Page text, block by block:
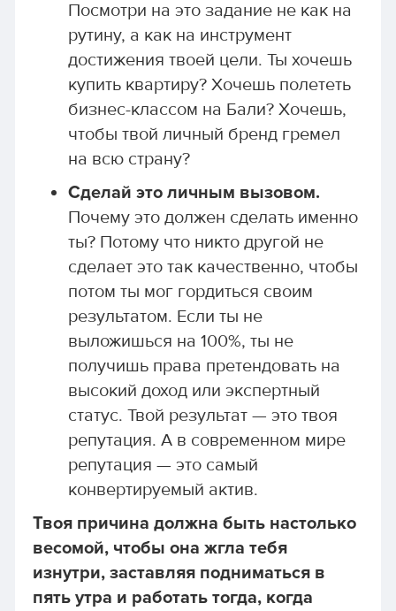
Посмотри на это задание не как на
рутину, а как на инструмент
достижения твоей цели. Ты хочешь
купить квартиру? Хочешь полететь
бизнес-классом на Бали? Хочешь,
чтобы твой личный бренд гремел
на всю страну?
Сделай это личным вызовом.
Почему это должен сделать именно
ты? Потому что никто другой не
сделает это так качественно, чтобы
потом ты мог гордиться своим
результатом. Если ты не
выложишься на 100%, ты не
получишь права претендовать на
высокий доход или экспертный
статус. Твой результат — это твоя
репутация. А в современном мире
репутация — это самый
конвертируемый актив.
Твоя причина должна быть настолько
весомой, чтобы она жгла тебя
изнутри, заставляя подниматься в
пять утра и работать тогда, когда